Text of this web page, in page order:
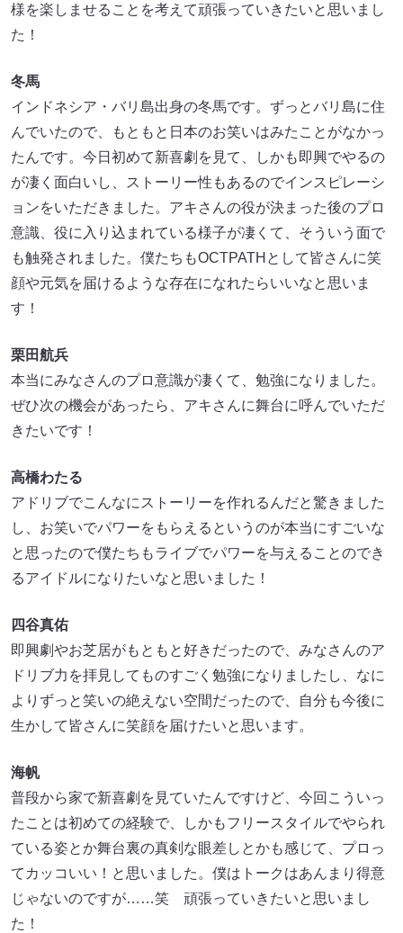
様を楽しませることを考えて頑張っていきたいと思いまし
た！
冬馬
インドネシア・バリ島出身の冬馬です。ずっとバリ島に住
んでいたので、もともと日本のお笑いはみたことがなかっ
たんです。今日初めて新喜劇を見て、しかも即興でやるの
が凄く面白いし、ストーリー性もあるのでインスピレーシ
ョンをいただきました。アキさんの役が決まった後のプロ
意識、役に入り込まれている様子が凄くて、そういう面で
も触発されました。僕たちもOCTPATHとして皆さんに笑
顔や元気を届けるような存在になれたらいいなと思いま
す！
栗田航兵
本当にみなさんのプロ意識が凄くて、勉強になりました。
ぜひ次の機会があったら、アキさんに舞台に呼んでいただ
きたいです！
高橋わたる
アドリブでこんなにストーリーを作れるんだと驚きました
し、お笑いでパワーをもらえるというのが本当にすごいな
と思ったので僕たちもライブでパワーを与えることのでき
るアイドルになりたいなと思いました！
四谷真佑
即興劇やお芝居がもともと好きだったので、みなさんのア
ドリブ力を拝見してものすごく勉強になりましたし、なに
よりずっと笑いの絶えない空間だったので、自分も今後に
生かして皆さんに笑顔を届けたいと思います。
海帆
普段から家で新喜劇を見ていたんですけど、今回こういっ
たことは初めての経験で、しかもフリースタイルでやられ
ている姿とか舞台裏の真剣な眼差しとかも感じて、プロっ
てカッコいい！と思いました。僕はトークはあんまり得意
じゃないのですが……笑 頑張っていきたいと思いまし
た！